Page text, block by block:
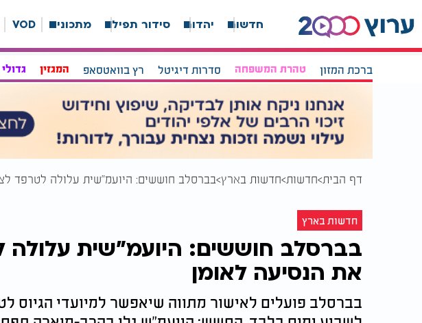
חדשות יהדות סידור תפילה מתכונים VOD
ברכת המזון טהרת המשפחה סדרות דיגיטל רץ בוואטסאפ המגזין
דף הבית חדשות חדשות בארץ בברסלב חוששים: היועמ"שית עלולה לטרפד
חדשות בארץ
בברסלב חוששים: היועמ"שית עלולה
את הנסיעה לאומן
בברסלב פועלים לאישור מתווה שיאפשר למיועדי הגיוס